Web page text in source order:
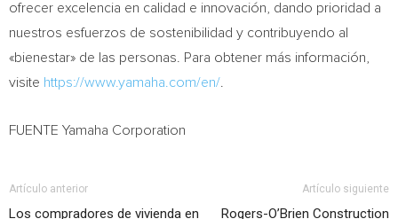
ofrecer excelencia en calidad e innovación, dando prioridad a
nuestros esfuerzos de sostenibilidad y contribuyendo al
«bienestar» de las personas. Para obtener más información,
visite https://www.yamaha.com/en/
FUENTE Yamaha Corporation
Artículo anterior
Los compradores de vivienda en
Artículo siguiente
Rogers-O’Brien Construction